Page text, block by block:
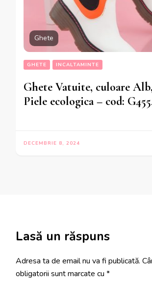
Ghete
GHETE INCALTAMINTE
Ghete Vatuite, culoare
Piele ecologica – cod:
DECEMBRIE 8, 2024
Lasă un răspuns
Adresa ta de email nu va fi publicată.
obligatorii sunt marcate cu *